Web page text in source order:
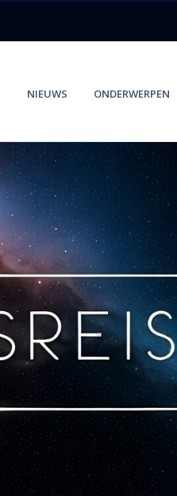
NIEUWS ONDERWERPEN